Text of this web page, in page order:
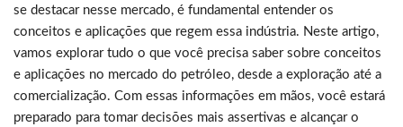
se destacar nesse mercado, é fundamental entender os
conceitos e aplicações que regem essa indústria. Neste artigo,
vamos explorar tudo o que você precisa saber sobre conceitos
e aplicações no mercado do petróleo, desde a exploração até a
comercialização. Com essas informações em mãos, você estará
preparado para tomar decisões mais assertivas e alcançar o